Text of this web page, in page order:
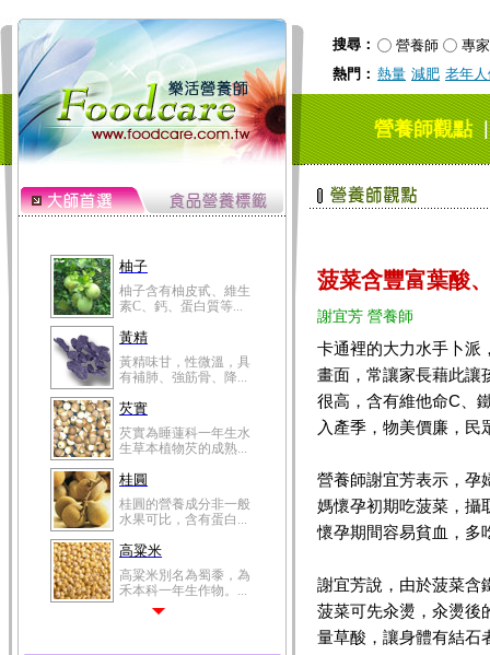
搜尋： 營養師
專家
熱門： 熱量 減肥 老年
營養師觀點
柚子
柚子含有柚皮甙、維生
素C、鈣、蛋白質等...
黃精
黃精味甘，性微溫，具
有補肺、強筋骨、降...
芡實
芡實為睡蓮科一年生水
生草本植物芡的成熟...
桂圓
桂圓的營養成分非一般
水果可比，含有蛋白...
高粱米
高粱米別名為蜀黍，為
禾本科一年生作物。...
菠菜含豐富葉酸
謝宜芳 營養師
卡通裡的大力水手卜派
畫面，常讓家長藉此讓
很高，含有維他命C、
入產季，物美價廉，民
營養師謝宜芳表示，孕
媽懷孕初期吃菠菜，攝
懷孕期間容易貧血，多
謝宜芳說，由於菠菜含
菠菜可先汆燙，汆燙後
量草酸，讓身體有結石